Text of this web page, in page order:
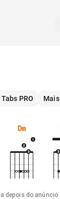
Tabs PRO Mais
Dm
depois do anúncio